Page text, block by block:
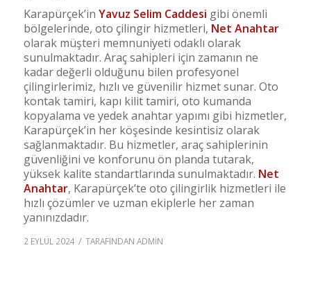
Karapürçek’in Yavuz Selim Caddesi gibi önemli
bölgelerinde, oto çilingir hizmetleri, Net Anahtar
olarak müşteri memnuniyeti odaklı olarak
sunulmaktadır. Araç sahipleri için zamanın ne
kadar değerli olduğunu bilen profesyonel
çilingirlerimiz, hızlı ve güvenilir hizmet sunar. Oto
kontak tamiri, kapı kilit tamiri, oto kumanda
kopyalama ve yedek anahtar yapımı gibi hizmetler,
Karapürçek’in her köşesinde kesintisiz olarak
sağlanmaktadır. Bu hizmetler, araç sahiplerinin
güvenliğini ve konforunu ön planda tutarak,
yüksek kalite standartlarında sunulmaktadır. Net
Anahtar, Karapürçek’te oto çilingirlik hizmetleri ile
hızlı çözümler ve uzman ekiplerle her zaman
yanınızdadır.
2 EYLÜL 2024 / TARAFINDAN ADMIN